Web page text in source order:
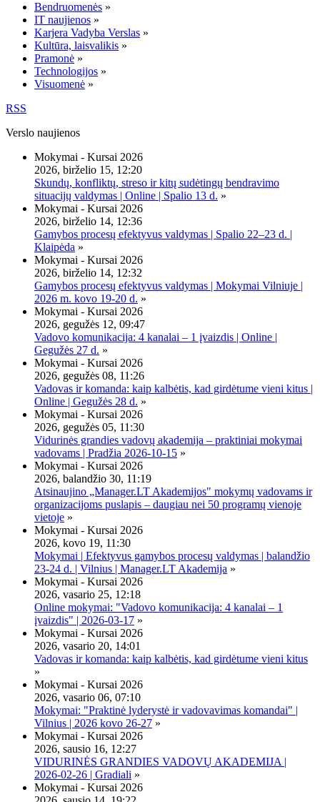
Bendruomenės »
IT naujienos »
Karjera Vadyba Verslas »
Kultūra, laisvalikis »
Pramonė »
Technologijos »
Visuomenė »
RSS
Verslo naujienos
Mokymai - Kursai 2026
2026, birželio 15, 12:20
Skundų, konfliktų, streso ir kitų sudėtingų bendravimo
situacijų valdymas | Online | Spalio 13 d. »
Mokymai - Kursai 2026
2026, birželio 14, 12:36
Gamybos procesų efektyvus valdymas | Spalio 22–23 d. |
Klaipėda »
Mokymai - Kursai 2026
2026, birželio 14, 12:32
Gamybos procesų efektyvus valdymas | Mokymai Vilniuje |
2026 m. kovo 19-20 d. »
Mokymai - Kursai 2026
2026, gegužės 12, 09:47
Vadovo komunikacija: 4 kanalai – 1 įvaizdis | Online |
Gegužės 27 d. »
Mokymai - Kursai 2026
2026, gegužės 08, 11:26
Vadovas ir komanda: kaip kalbėtis, kad girdėtume vieni kitus |
Online | Gegužės 28 d. »
Mokymai - Kursai 2026
2026, gegužės 05, 11:30
Vidurinės grandies vadovų akademija – praktiniai mokymai
vadovams | Pradžia 2026-10-15 »
Mokymai - Kursai 2026
2026, balandžio 30, 11:19
Atsinaujino „Manager.LT Akademijos" mokymų vadovams ir
organizacijoms puslapis – daugiau nei 50 programų vienoje
vietoje »
Mokymai - Kursai 2026
2026, kovo 19, 11:30
Mokymai | Efektyvus gamybos procesų valdymas | balandžio
23-24 d. | Vilnius | Manager.LT Akademija »
Mokymai - Kursai 2026
2026, vasario 25, 12:18
Online mokymai: "Vadovo komunikacija: 4 kanalai – 1
įvaizdis" | 2026-03-17 »
Mokymai - Kursai 2026
2026, vasario 20, 14:01
Vadovas ir komanda: kaip kalbėtis, kad girdėtume vieni kitus
»
Mokymai - Kursai 2026
2026, vasario 06, 07:10
Mokymai: "Praktinė lyderystė ir vadovavimas komandai" |
Vilnius | 2026 kovo 26-27 »
Mokymai - Kursai 2026
2026, sausio 16, 12:27
VIDURINĖS GRANDIES VADOVŲ AKADEMIJA |
2026-02-26 | Gradiali »
Mokymai - Kursai 2026